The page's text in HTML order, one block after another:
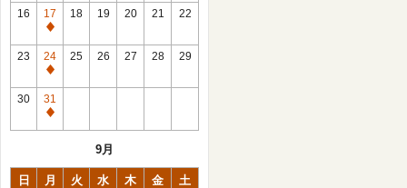
館
日
16
17
休
館
日
18 19 20 21 22
23
24
休
館
日
25 26 27 28 29
30
31
休
9月
日 月 火 水 木 金 土